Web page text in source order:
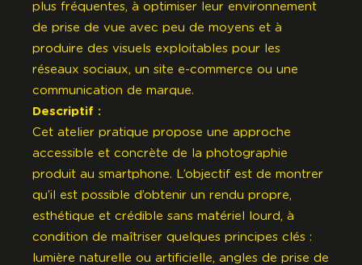
plus fréquentes, à optimiser leur environnement
de prise de vue avec peu de moyens et à
produire des visuels exploitables pour les
réseaux sociaux, un site e-commerce ou une
communication de marque.
Descriptif :
Cet atelier pratique propose une approche
accessible et concrète de la photographie
produit au smartphone. L’objectif est de montrer
qu’il est possible d’obtenir un rendu propre,
esthétique et crédible sans matériel lourd, à
condition de maîtriser quelques principes clés :
lumière naturelle ou artificielle, angles de prise de